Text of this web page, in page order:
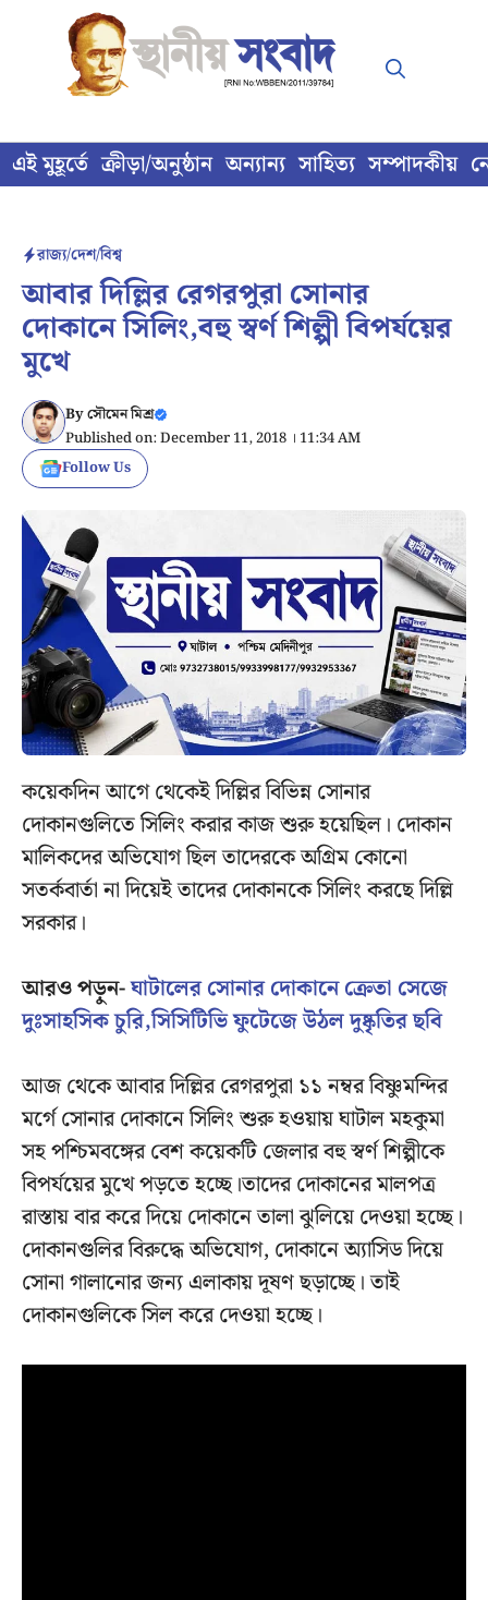
content
এই মুহূর্তে ক্রীড়া/অনুষ্ঠান অন্যান্য সাহিত্য সম্পাদকীয়
রাজ্য/দেশ/বিশ্ব
আবার দিল্লির রেগরপুরা সোনার
দোকানে সিলিং,বহু স্বর্ণ শিল্পী বিপর্যয়ের
মুখে
Byসৌমেন মিশ্র
Published on: December 11, 2018 । 11:34 AM
Follow Us
কয়েকদিন আগে থেকেই দিল্লির বিভিন্ন সোনার
দোকানগুলিতে সিলিং করার কাজ শুরু হয়েছিল। দোকান
মালিকদের অভিযোগ ছিল তাদেরকে অগ্রিম কোনো
সতর্কবার্তা না দিয়েই তাদের দোকানকে সিলিং করছে দিল্লি
সরকার।
আরও পড়ুন-ঘাটালের সোনার দোকানে ক্রেতা সেজে
দুঃসাহসিক চুরি,সিসিটিভি ফুটেজে উঠল দুষ্কৃতির ছবি
আজ থেকে আবার দিল্লির রেগরপুরা ১১ নম্বর বিষ্ণুমন্দির
মর্গে সোনার দোকানে সিলিং শুরু হওয়ায় ঘাটাল মহকুমা
সহ পশ্চিমবঙ্গের বেশ কয়েকটি জেলার বহু স্বর্ণ শিল্পীকে
বিপর্যয়ের মুখে পড়তে হচ্ছে।তাদের দোকানের মালপত্র
রাস্তায় বার করে দিয়ে দোকানে তালা ঝুলিয়ে দেওয়া হচ্ছে।
দোকানগুলির বিরুদ্ধে অভিযোগ, দোকানে অ্যাসিড দিয়ে
সোনা গালানোর জন্য এলাকায় দূষণ ছড়াচ্ছে। তাই
দোকানগুলিকে সিল করে দেওয়া হচ্ছে।